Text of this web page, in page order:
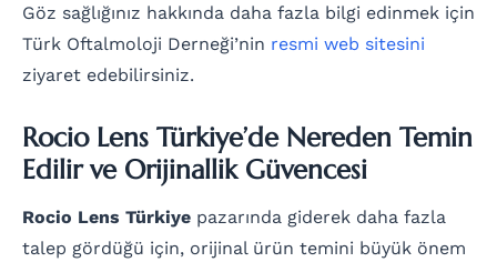
Göz sağlığınız hakkında daha fazla bilgi edinmek için
Türk Oftalmoloji Derneği’nin resmi web sitesini
ziyaret edebilirsiniz.
Rocio Lens Türkiye’de Nereden Temin
Edilir ve Orijinallik Güvencesi
Rocio Lens Türkiye pazarında giderek daha fazla
talep gördüğü için, orijinal ürün temini büyük önem